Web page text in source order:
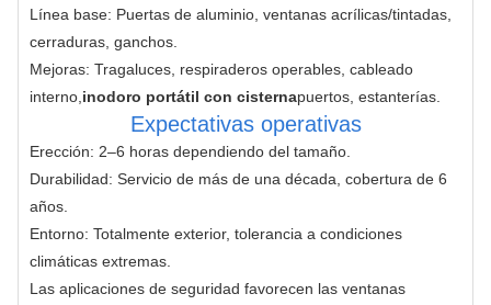
Línea base: Puertas de aluminio, ventanas acrílicas/tintadas,
cerraduras, ganchos.
Mejoras: Tragaluces, respiraderos operables, cableado
interno, inodoro portátil con cisternapuertos, estanterías.
Expectativas operativas
Erección: 2–6 horas dependiendo del tamaño.
Durabilidad: Servicio de más de una década, cobertura de 6
años.
Entorno: Totalmente exterior, tolerancia a condiciones
climáticas extremas.
Las aplicaciones de seguridad favorecen las ventanas